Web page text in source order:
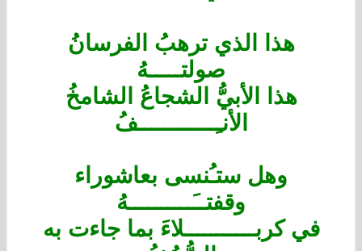
هذا الذي ترهبُ الفرسانُ
صولتـــــهُ
هذا الأبيُّ الشجاعُ الشامخُ
الأنـِــــــــــــفُ
وهل ستـُنسى بعاشوراء
وقفتــَــــــــــهُ
في كربـــــــــــلاءَ بما جاءت به